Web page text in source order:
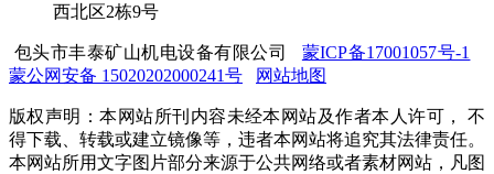
西北区2栋9号
包头市丰泰矿山机电设备有限公司 蒙ICP备17001057号-1
蒙公网安备 15020202000241号
网站地图
版权声明：本网站所刊内容未经本网站及作者本人许可， 不
得下载、转载或建立镜像等，违者本网站将追究其法律责任。
本网站所用文字图片部分来源于公共网络或者素材网站，凡图